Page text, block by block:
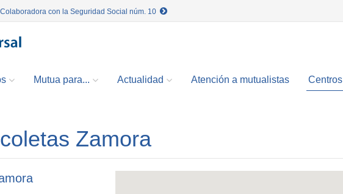
con la Seguridad Social núm. 10
Mutua para... Actualidad Atención a mutualistas Centros
Zamora